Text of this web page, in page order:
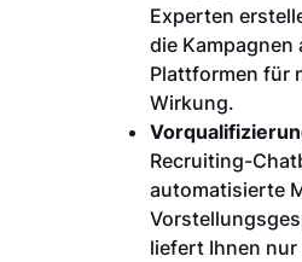
Experten
die Kampagnen
Plattformen für
Wirkung.
Recruiting-
automatisierte
liefert Ihnen